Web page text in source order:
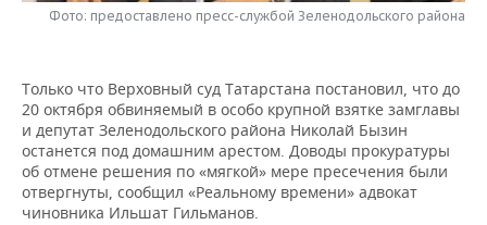
ONLINE-КОНФЕРЕНЦИИ
ХОККЕЙ
ВОЛЕЙБОЛ
КИБЕРСПОРТ
ФИГУРНОЕ КАТАНИЕ
ВЛАСТЬ
ИСТОРИЯ
КУЛЬТУРА
МЕДИЦИНА
СЮЖЕТЫ
СПИСОК ПЕРСОН
СПИСОК КОМПАНИЙ
ПОЛНАЯ ВЕРСИЯ
Фото: предоставлено пресс-службой Зеленодольского района
Только что Верховный суд Татарстана постановил, что до
20 октября обвиняемый в особо крупной взятке замглавы
и депутат Зеленодольского района Николай Бызин
останется под домашним арестом. Доводы прокуратуры
об отмене решения по «мягкой» мере пресечения были
отвергнуты, сообщил «Реальному времени» адвокат
чиновника Ильшат Гильманов.